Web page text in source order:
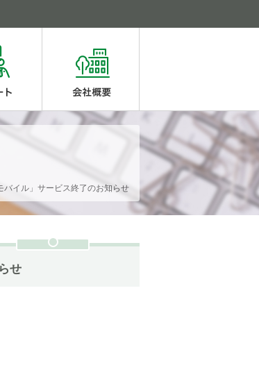
バイル」サービス終了のお知らせ
せ